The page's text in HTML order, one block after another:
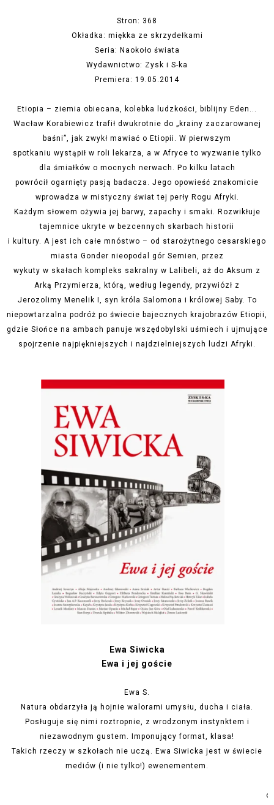
Stron: 368
Okładka: miękka ze skrzydełkami
Seria: Naokoło świata
Wydawnictwo: Zysk i S-ka
Premiera: 19.05.2014
Etiopia – ziemia obiecana, kolebka ludzkości, biblijny Eden...
Wacław Korabiewicz trafił dwukrotnie do „krainy zaczarowanej
baśni”, jak zwykł mawiać o Etiopii. W pierwszym
spotkaniu wystąpił w roli lekarza, a w Afryce to wyzwanie tylko
dla śmiałków o mocnych nerwach. Po kilku latach
powrócił ogarnięty pasją badacza. Jego opowieść znakomicie
wprowadza w mistyczny świat tej perły Rogu Afryki.
Każdym słowem ożywia jej barwy, zapachy i smaki. Rozwikłuje
tajemnice ukryte w bezcennych skarbach historii
i kultury. A jest ich całe mnóstwo – od starożytnego cesarskiego
miasta Gonder nieopodal gór Semien, przez
wykuty w skałach kompleks sakralny w Lalibeli, aż do Aksum z
Arką Przymierza, którą, według legendy, przywiózł z
Jerozolimy Menelik I, syn króla Salomona i królowej Saby. To
niepowtarzalna podróż po świecie bajecznych krajobrazów Etiopii,
gdzie Słońce na ambach panuje wszędobylski uśmiech i ujmujące
spojrzenie najpiękniejszych i najdzielniejszych ludzi Afryki.
Ewa Siwicka
Ewa i jej goście
Ewa S.
Natura obdarzyła ją hojnie walorami umysłu, ducha i ciała.
Posługuje się nimi roztropnie, z wrodzonym instynktem i
niezawodnym gustem. Imponujący format, klasa!
Takich rzeczy w szkołach nie uczą. Ewa Siwicka jest w świecie
mediów (i nie tylko!) ewenementem.
o